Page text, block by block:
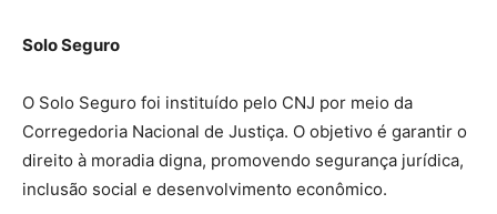
Solo Seguro
O Solo Seguro foi instituído pelo CNJ por meio da
Corregedoria Nacional de Justiça. O objetivo é garantir o
direito à moradia digna, promovendo segurança jurídica,
inclusão social e desenvolvimento econômico.